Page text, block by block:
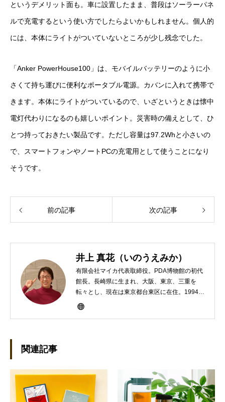
というデメリット面も。車に設置したまま、普段はソーラーパネ
ルで充電するという使い方でしたらよいかもしれません。個人的
には、本体にライトがついていないところが少し残念でした。
「Anker PowerHouse100」は、モバイルバッテリーのように小
さくて持ち運びに便利なポータブル電源。カバンに入れて携帯で
きます。本体にライトがついているので、いざというときは懐中
電灯代わりになるのも嬉しいポイント。災害時の備えとして、ひ
とつ持っておきたい製品です。ただし容量は97.2Whと小さいの
で、スマートフォンやノートPCの充電用として使うことになり
そうです。
前の記事 次の記事
井上 真花（いのうえみか）
有限会社マイカ代表取締役。PDA博物館の初代
館長。長崎県に生まれ、大阪、東京、三重を
転々とし、現在は東京都台東区に在住。1994年
にHP100LXと出会ったのをきかっけに、フリ
制作。プライベートでは、井上円了哲学塾の第
一期修了生として「哲学カフェ＠神保町」の世
話人、2020年以降は「なごテツ」のオンライン
関連記事